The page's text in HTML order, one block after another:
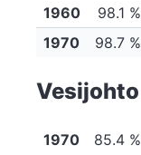
1960
98.1 %
1970
98.7 %
1970 85.4 %